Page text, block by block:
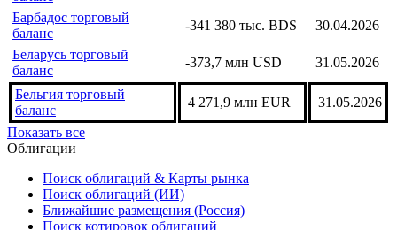
Австрия торговый
баланс
Бангладеш торговый
баланс
Барбадос торговый
баланс
-341 380 тыс. BDS
30.04.2026
Беларусь торговый
баланс
-373,7 млн USD 31.05.2026
Бельгия торговый
баланс
Показать все
Облигации